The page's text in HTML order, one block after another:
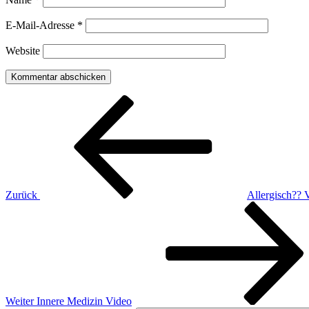
E-Mail-Adresse *
Website
Beitragsnavigation
Zurück
Allergisch??
Weiter Innere Medizin Video